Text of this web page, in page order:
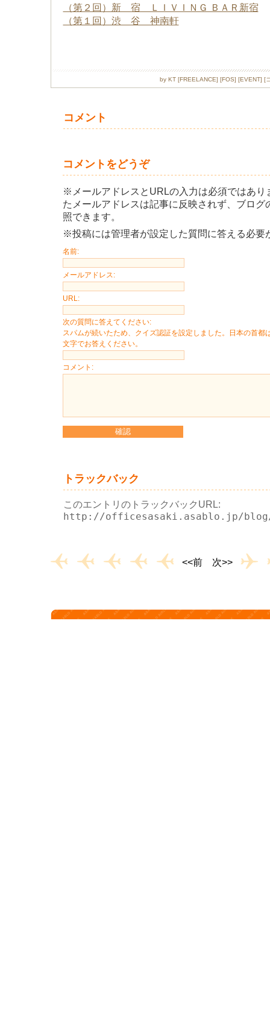
（第２回）新 宿 ＬＩＶＩＮＧ ＢＡＲ新宿
（第１回）渋 谷 神南軒
by KT [FREELANCE] [FOS] [EVENT] [
コメント
コメントをどうぞ
※メールアドレスとURLの入力は必須ではあり
たメールアドレスは記事に反映されず、ブログ
照できます。
※投稿には管理者が設定した質問に答える必要
名前:
メールアドレス:
URL:
次の質問に答えてください:
スパムが続いたため、クイズ認証を設定しました。日本の首
文字でお答えください。
コメント:
トラックバック
このエントリのトラックバックURL:
http://officesasaki.asablo.jp/blog/
<<前 次>>